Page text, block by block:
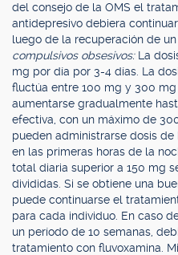
del consejo de la OMS el
antidepresivo debiera
luego de la recuperación de
compulsivos obsesivos: La
mg por día por 3-4 días. La
fluctúa entre 100 mg y 300
aumentarse gradualmente
efectiva, con un máximo de
pueden administrarse dosis
en las primeras horas de la
total diaria superior a 150 mg
divididas. Si se obtiene una
puede continuarse el
para cada individuo. En caso
un período de 10 semanas,
tratamiento con fluvoxamina.